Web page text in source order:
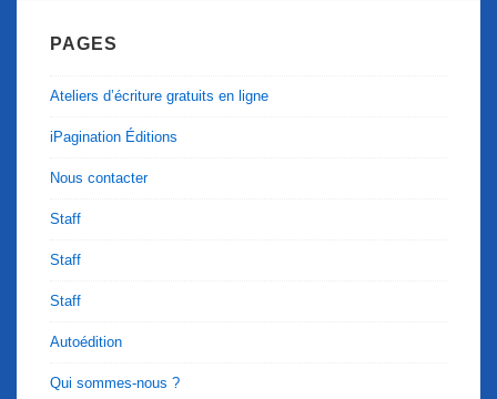
PAGES
Ateliers d’écriture gratuits en ligne
iPagination Éditions
Nous contacter
Staff
Staff
Staff
Autoédition
Qui sommes-nous ?